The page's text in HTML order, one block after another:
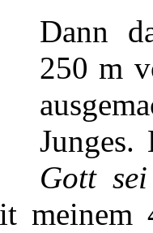
Dann
250 m
Gott